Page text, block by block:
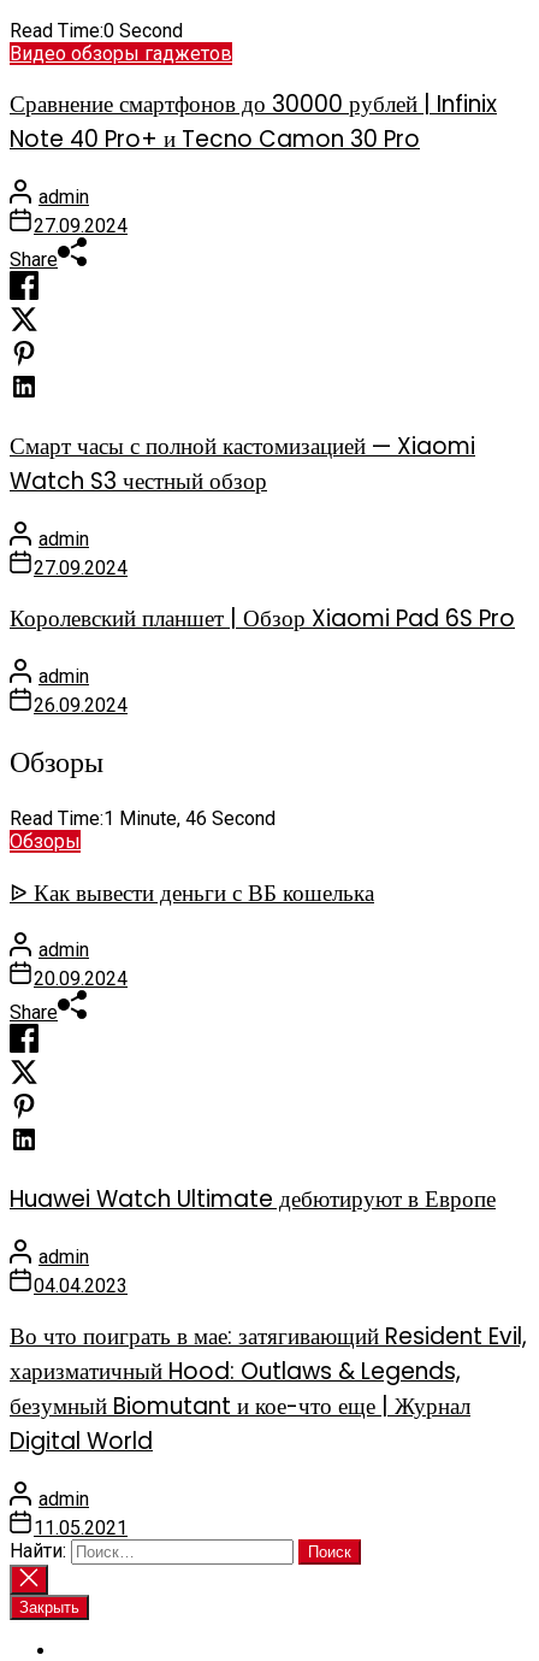
Read Time:0 Second
Видео обзоры гаджетов
Сравнение смартфонов до 30000 рублей | Infinix
Note 40 Pro+ и Tecno Camon 30 Pro
admin
27.09.2024
Share
Смарт часы с полной кастомизацией — Xiaomi
Watch S3 честный обзор
admin
27.09.2024
Королевский планшет | Обзор Xiaomi Pad 6S Pro
admin
26.09.2024
Обзоры
Read Time:1 Minute, 46 Second
Обзоры
ᐉ Как вывести деньги с ВБ кошелька
admin
20.09.2024
Share
Huawei Watch Ultimate дебютируют в Европе
admin
04.04.2023
Во что поиграть в мае: затягивающий Resident Evil,
харизматичный Hood: Outlaws & Legends,
безумный Biomutant и кое-что еще | Журнал
Digital World
admin
11.05.2021
Найти:
Закрыть